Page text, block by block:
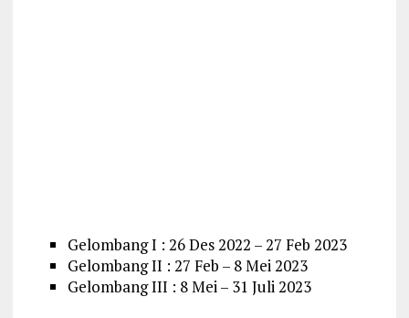
Gelombang I : 26 Des 2022 – 27 Feb 2023
Gelombang II : 27 Feb – 8 Mei 2023
Gelombang III : 8 Mei – 31 Juli 2023